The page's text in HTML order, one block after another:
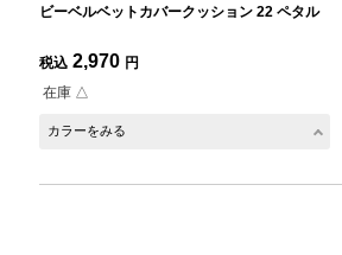
ビーベルベットカバークッション 22 ペタル
税込 2,970 円
在庫 △
カラーをみる